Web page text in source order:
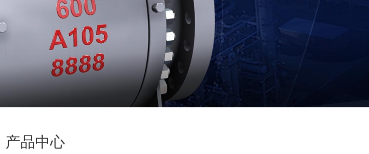
产品中心